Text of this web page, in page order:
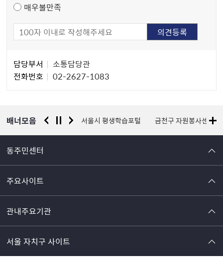
매우불만족
자
담당부서
소통담당관
전화번호
02-2627-1083
배너모음
경찰청 유실물 통합포털 서울시 평생학습포털 금천구 자원봉사센터
동주민센터
주요사이트
관내주요기관
서울 자치구 사이트